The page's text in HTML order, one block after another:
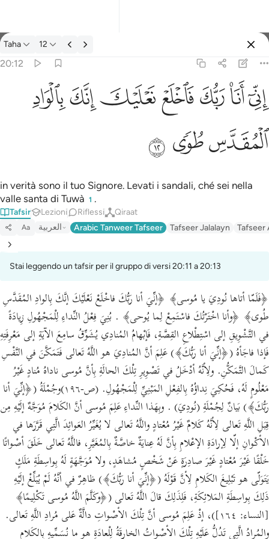
Tafsir: Taha 20:12
Taha 12
20:12
اني انا ربك فاخلع نعليك انك بالواد المقدس طوى ١٢
إِنِّىٓ أَنَا۠ رَبُّكَ فَٱخْلَعْ نَعْلَيْكَ ۖ إِنَّكَ بِٱلْوَادِ ٱلْمُقَدَّسِ طُوًۭى ١٢
ﲺﲻﲼﲽﲾﲿﳀ
ﳁﳂ ﳃ
in verità sono il tuo Signore. Levati i sandali, ché sei nella
valle santa di Tuwà 1 .
Tafsir Lezioni Riflessi Qiraat
Aa العربية Arabic Tanweer Tafseer Tafseer Jalalayn Tafseer
Stai leggendo un tafsir per il gruppo di versi 20:11 a 20:13
﴿فَلَمّا أتاها نُودِيَ يا مُوسى﴾ ﴿إنِّيَ أنا رَبُّكَ فاخْلَعْ نَعْلَيْكَ إنَّكَ بِالوادِ المُقَدَّسِ
طُوى﴾ ﴿وأنا اخْتَرْتُكَ فاسْتَمِعْ لِما يُوحى﴾ . بُنِيَ فِعْلُ النِّداءِ لِلْمَجْهُولِ زِيادَةً
في التَّشْوِيقِ إلى اسْتِطْلاعِ القِصَّةِ، فَإبْهامُ المُنادِي يُشَوِّقُ سامِعَ الآيَةِ إلى مَعْرِفَتِهِ
فَإذا فاجَأهُ (﴿إنِّيَ أنا رَبُّكَ﴾) عَلِمَ أنَّ المُنادِيَ هو اللَّهُ تَعالى فَتَمَكَّنَ في النَّفْسِ
كَمالَ التَّمَكُّنِ. ولِأنَّهُ أدْخَلُ في تَصْوِيرِ تِلْكَ الحالَةِ بِأنَّ مُوسى ناداهُ مُنادٍ غَيْرُ
مَعْلُومٍ لَهُ، فَحُكِيَ نِداؤُهُ بِالفِعْلِ المَبْنِيِّ لِلْمَجْهُولِ. (ص-١٩٦)وجُمْلَةُ (﴿إنِّيَ أنا
رَبُّكَ﴾) بَيانٌ لِجُمْلَةِ (نُودِيَ) . وبِهَذا النِّداءِ عَلِمَ مُوسى أنَّ الكَلامَ مُوَجَّهٌ إلَيْهِ مِن
قِبَلِ اللَّهِ تَعالى لِأنَّهُ كَلامٌ غَيْرُ مُعْتادٍ واللَّهُ تَعالى لا يُغَيِّرُ العَوائِدَ الَّتِي قَرَّرَها في
الأكْوانِ إلّا لِإرادَةِ الإعْلامِ بِأنَّ لَهُ عِنايَةٌ خاصَّةٌ بِالمُغَيَّرِ، فاللَّهُ تَعالى خَلَقَ أصْواتًا
خَلْقًا غَيْرَ مُعْتادٍ غَيْرَ صادِرَةٍ عَنْ شَخْصٍ مُشاهَدٍ، ولا مُوَجَّهَةٍ لَهُ بِواسِطَةِ مَلَكٍ
يَتَوَلّى هو تَبْلِيغَ الكَلامِ لِأنَّ قَوْلَهُ (﴿إنِّيَ أنا رَبُّكَ﴾) ظاهِرٌ في أنَّهُ لَمْ يُبَلِّغْ إلَيْهِ
ذَلِكَ بِواسِطَةِ المَلائِكَةِ، فَلِذَلِكَ قالَ اللَّهُ تَعالى (﴿وكَلَّمَ اللَّهُ مُوسى تَكْلِيمًا﴾
[النساء: ١٦٤])، إذْ عَلِمَ مُوسى أنَّ تِلْكَ الأصْواتِ دالَّةٌ عَلى مُرادِ اللَّهِ تَعالى.
والمُرادُ الَّتِي تَدُلُّ عَلَيْهِ تِلْكَ الأصْواتُ الخارِقَةُ لِلْعادَةِ هو ما نُسَمِّيهِ بِالكَلامِ